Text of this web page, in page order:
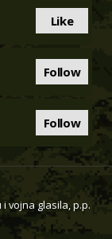
Like
Follow
Follow
vojna glasila, p.p.